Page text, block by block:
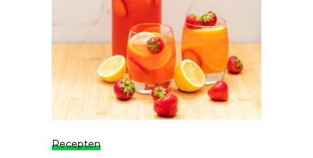
Recepten